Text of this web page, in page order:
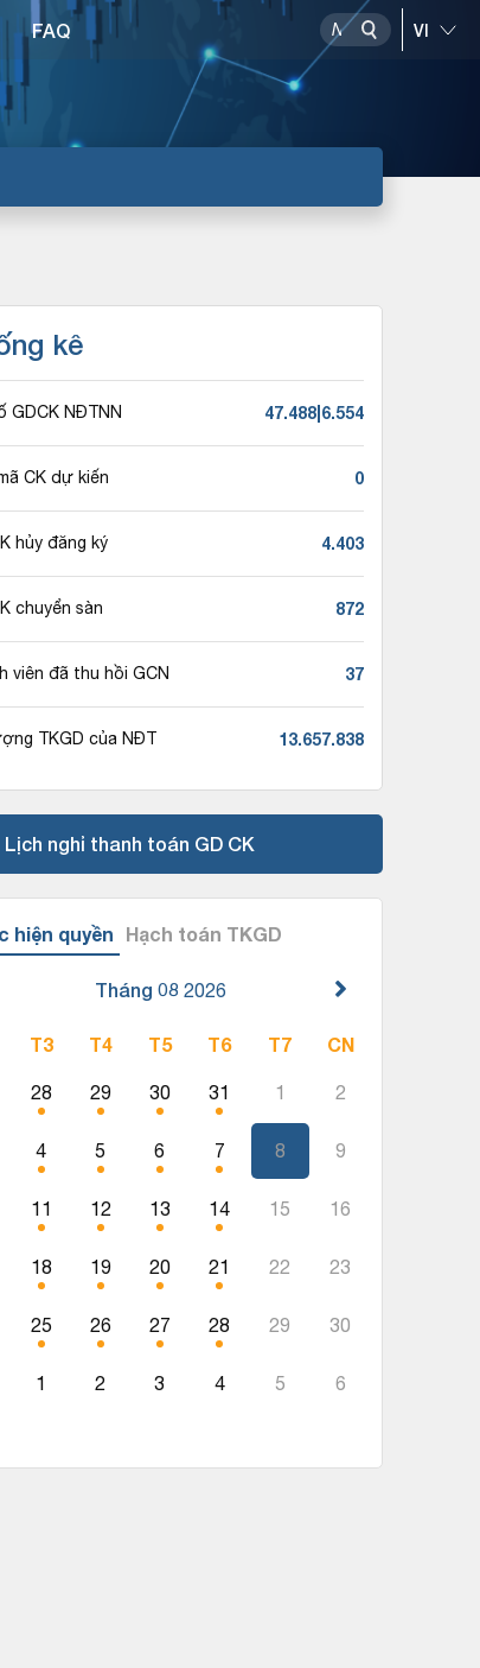
FAQ
kê
GDCK NĐTNN 47.488|6.554
CK dự kiến 0
hủy đăng ký 4.403
chuyển sàn 872
viên đã thu hồi GCN 37
TKGD của NĐT 13.657.838
Lịch nghỉ thanh toán GD CK
hiện quyền Hạch toán TKGD
Tháng 08 2026
T3 T4 T5 T6 T7 CN
28 29 30 31 1 2
4 5 6 7 8 9
11 12 13 14 15 16
18 19 20 21 22 23
25 26 27 28 29 30
1 2 3 4 5 6